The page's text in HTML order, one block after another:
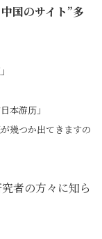
国のサイト”多
」
游历」
つか出てきますの
者の方々に知ら